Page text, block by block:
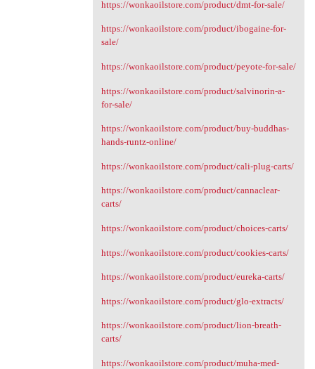
https://wonkaoilstore.com/product/dmt-for-sale/
https://wonkaoilstore.com/product/ibogaine-for-
sale/
https://wonkaoilstore.com/product/peyote-for-sale/
https://wonkaoilstore.com/product/salvinorin-a-
for-sale/
https://wonkaoilstore.com/product/buy-buddhas-
hands-runtz-online/
https://wonkaoilstore.com/product/cali-plug-carts/
https://wonkaoilstore.com/product/cannaclear-
carts/
https://wonkaoilstore.com/product/choices-carts/
https://wonkaoilstore.com/product/cookies-carts/
https://wonkaoilstore.com/product/eureka-carts/
https://wonkaoilstore.com/product/glo-extracts/
https://wonkaoilstore.com/product/lion-breath-
carts/
https://wonkaoilstore.com/product/muha-med-